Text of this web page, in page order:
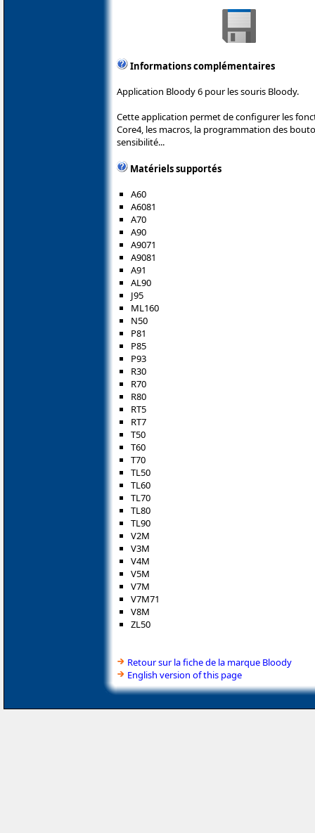
Informations complémentaires
Application Bloody 6 pour les souris Bloody.
Cette application permet de configurer les
Core4, les macros, la programmation des
sensibilité...
Matériels supportés
A60
A6081
A70
A90
A9071
A9081
A91
AL90
J95
ML160
N50
P81
P85
P93
R30
R70
R80
RT5
RT7
T50
T60
T70
TL50
TL60
TL70
TL80
TL90
V2M
V3M
V4M
V5M
V7M
V7M71
V8M
ZL50
Retour sur la fiche de la marque Bloody
English version of this page